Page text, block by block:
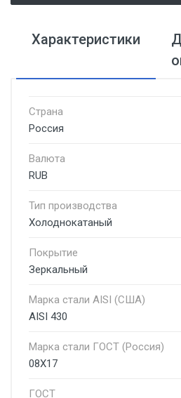
Характеристики
Страна
Россия
Валюта
RUB
Тип производства
Холоднокатаный
Покрытие
Зеркальный
Марка стали AISI (США)
AISI 430
Марка стали ГОСТ (Россия)
08Х17
ГОСТ